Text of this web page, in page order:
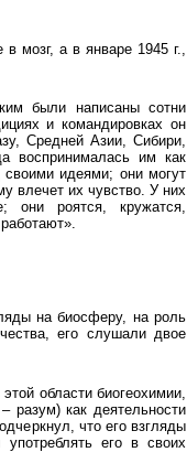
мозг, а в январе 1945 г.,
были написаны сотни
и командировках он
Средней Азии, Сибири,
воспринималась им как
идеями; они могут
влечет их чувство. У них
они роятся, кружатся,
на биосферу, на роль
его слушали двое
области биогеохимии,
разум) как деятельности
что его взгляды
его в своих